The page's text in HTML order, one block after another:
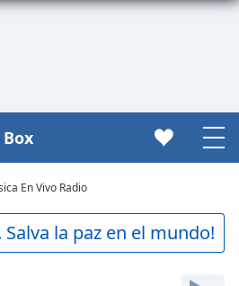
En Vivo Radio
la paz en el mundo!